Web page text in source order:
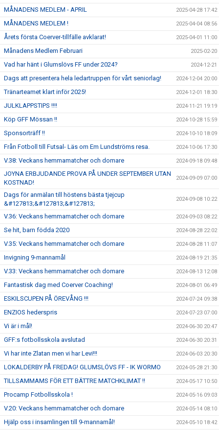
MÅNADENS MEDLEM - APRIL 2025-04-28 17:42
MÅNADENS MEDLEM ! 2025-04-04 08:56
Årets första Coerver-tillfälle avklarat! 2025-04-01 11:00
Månadens Medlem Februari 2025-02-20
Vad har hänt i Glumslövs FF under 2024? 2024-12-21
Dags att presentera hela ledartruppen för vårt seniorlag! 2024-12-04 20:00
Tränarteamet klart inför 2025! 2024-12-01 18:30
JULKLAPPSTIPS !!!! 2024-11-21 19:19
Köp GFF Mössan !! 2024-10-28 15:59
Sponsorträff !! 2024-10-10 18:09
Från Fotboll till Futsal- Läs om Em Lundströms resa. 2024-10-06 17:30
V.38: Veckans hemmamatcher och domare 2024-09-18 09:48
JOYNA ERBJUDANDE PROVA PÅ UNDER SEPTEMBER UTAN
KOSTNAD!
2024-09-09 07:00
Dags för anmälan till höstens bästa tjejcup
&#127813;&#127813;&#127813;
2024-09-08 10:22
V.36: Veckans hemmamatcher och domare 2024-09-03 08:22
Se hit, barn födda 2020 2024-08-28 22:02
V.35: Veckans hemmamatcher och domare 2024-08-28 11:07
Invigning 9-mannamål 2024-08-19 21:35
V.33: Veckans hemmamatcher och domare 2024-08-13 12:08
Fantastisk dag med Coerver Coaching! 2024-08-01 06:49
ESKILSCUPEN PÅ ÖREVÅNG !!! 2024-07-24 09:38
ENZIOS hederspris 2024-07-23 07:00
Vi är i mål! 2024-06-30 20:47
GFF:s fotbollsskola avslutad 2024-06-30 20:31
Vi har inte Zlatan men vi har Levi!!! 2024-06-03 20:30
LOKALDERBY PÅ FREDAG! GLUMSLÖVS FF - IK WORMO 2024-05-28 21:30
TILLSAMMAMS FÖR ETT BÄTTRE MATCHKLIMAT !! 2024-05-17 10:50
Procamp Fotbollsskola ! 2024-05-16 09:03
V.20: Veckans hemmamatcher och domare 2024-05-14 08:10
Hjälp oss i insamlingen till 9-mannamål! 2024-05-10 18:42